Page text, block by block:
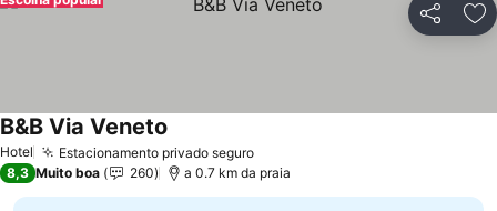
Partilhar
Hotel Estacionamento privado seguro
B&B Via Veneto
8,3 Muito boa 260 a 0.7 km da praia